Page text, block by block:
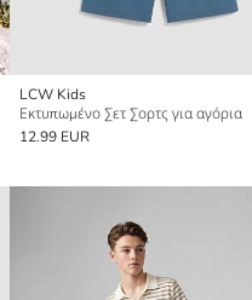
LCW Kids
Εκτυπωμένο Σετ Σορτς για αγόρια
12.99 EUR